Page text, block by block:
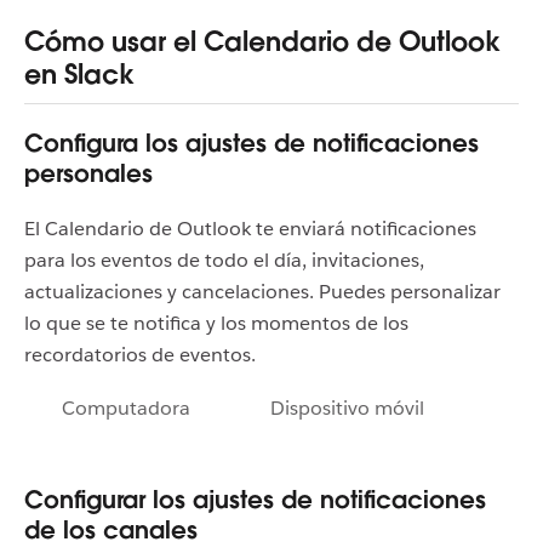
Cómo usar el Calendario de Outlook
en Slack
Configura los ajustes de notificaciones
personales
El Calendario de Outlook te enviará notificaciones
para los eventos de todo el día, invitaciones,
actualizaciones y cancelaciones. Puedes personalizar
lo que se te notifica y los momentos de los
recordatorios de eventos.
Computadora Dispositivo móvil
Configurar los ajustes de notificaciones
de los canales